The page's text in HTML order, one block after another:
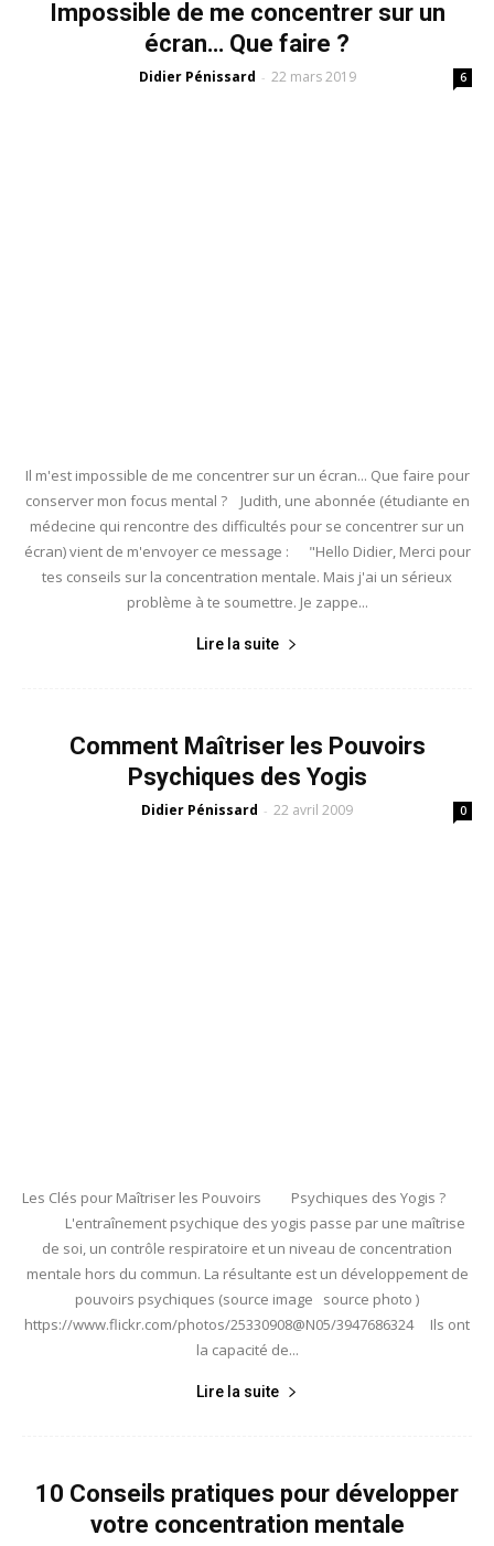
Impossible de me concentrer sur un
écran… Que faire ?
Didier Pénissard - 22 mars 2019 6
Il m'est impossible de me concentrer sur un écran... Que faire pour
conserver mon focus mental ? Judith, une abonnée (étudiante en
médecine qui rencontre des difficultés pour se concentrer sur un
écran) vient de m'envoyer ce message : "Hello Didier, Merci pour
tes conseils sur la concentration mentale. Mais j'ai un sérieux
problème à te soumettre. Je zappe...
Lire la suite
Comment Maîtriser les Pouvoirs
Psychiques des Yogis
Didier Pénissard - 22 avril 2009 0
Les Clés pour Maîtriser les Pouvoirs Psychiques des Yogis ?
L'entraînement psychique des yogis passe par une maîtrise
de soi, un contrôle respiratoire et un niveau de concentration
mentale hors du commun. La résultante est un développement de
pouvoirs psychiques (source image source photo )
https://www.flickr.com/photos/25330908@N05/3947686324 Ils ont
la capacité de...
Lire la suite
10 Conseils pratiques pour développer
votre concentration mentale